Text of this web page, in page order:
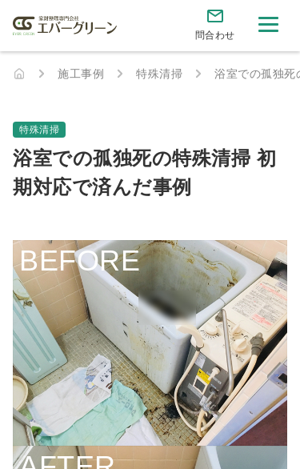
問合わせ
施工事例 特殊清掃 浴室での孤独死
特殊清掃
浴室での孤独死の特殊清掃 初
期対応で済んだ事例
BEFORE